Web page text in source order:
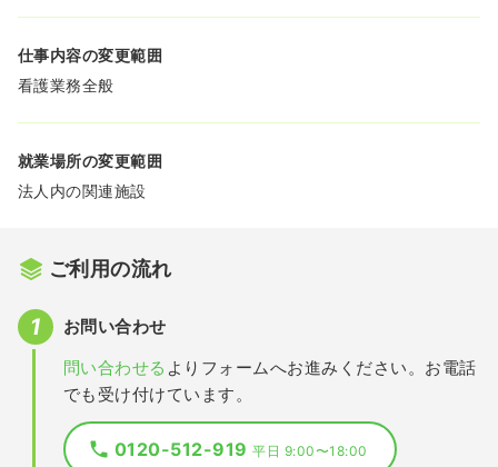
仕事内容の変更範囲
看護業務全般
就業場所の変更範囲
法人内の関連施設
ご利用の流れ
お問い合わせ
問い合わせる よりフォームへお進みください。お電話
でも受け付けています。
0120-512-919平日 9:00〜18:00